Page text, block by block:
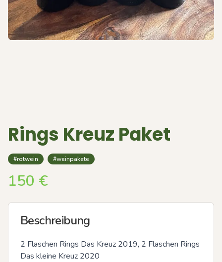
Rings Kreuz Paket
#rotwein #weinpakete
150 €
Beschreibung
2 Flaschen Rings Das Kreuz 2019, 2 Flaschen Rings
Das kleine Kreuz 2020